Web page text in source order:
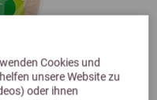
Cookies und
unsere Website zu
oder ihnen